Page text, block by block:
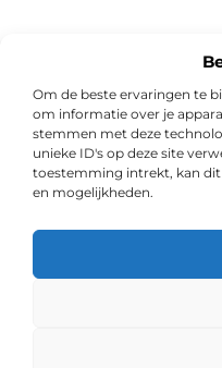
Om de beste ervaringen te
om informatie over je
stemmen met deze
unieke ID's op deze site
toestemming intrekt, kan dit
en mogelijkheden.